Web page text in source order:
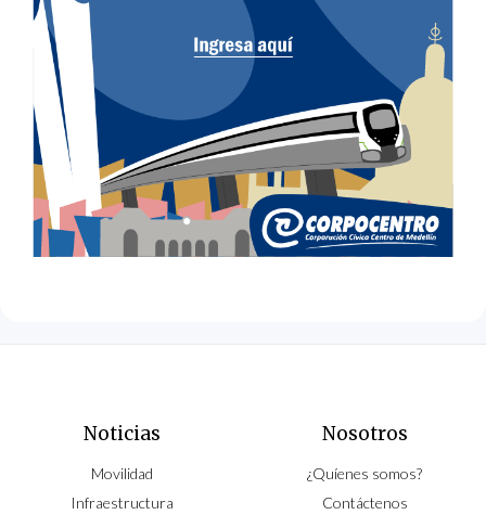
Noticias
Movilidad
Infraestructura
Nosotros
¿Quíenes somos?
Contáctenos